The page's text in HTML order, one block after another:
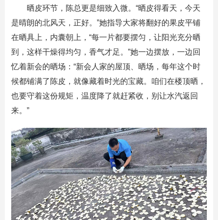
晒皮环节，陈总更是细致入微。“晒皮得看天，今天
是晴朗的北风天，正好。”她指导大家将翻好的果皮平铺
在晒具上，内囊朝上，“每一片都要摆匀，让阳光充分晒
到，这样干燥得均匀，香气才足。”她一边摆放，一边回
忆着新会的晒场：“新会人家的屋顶、晒场，每年这个时
候都铺满了陈皮，就像藏着时光的宝藏。咱们在楼顶晒，
也要守着这份规矩，温度降了就赶紧收，别让水汽返回
来。”